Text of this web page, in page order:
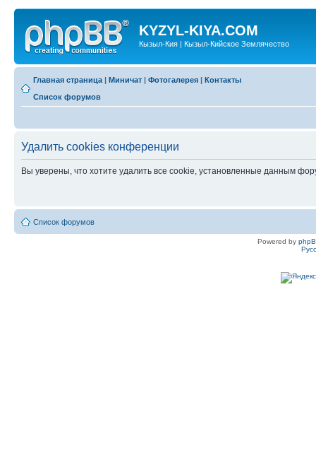
KYZYL-KIYA.COM
Кызыл-Кия | Кызыл-Кийское Землячество
Главная страница | Миничат | Фотогалерея | Контакты
Список форумов
Удалить cookies конференции
Вы уверены, что хотите удалить все cookie, установленные данным
Список форумов
Powered by